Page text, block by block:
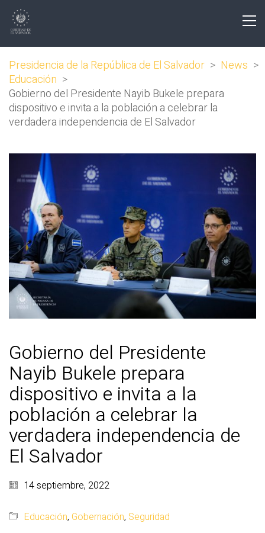
Presidencia de la República de El Salvador > News >
Educación >
Gobierno del Presidente Nayib Bukele prepara
dispositivo e invita a la población a celebrar la
verdadera independencia de El Salvador
Gobierno del Presidente
Nayib Bukele prepara
dispositivo e invita a la
población a celebrar la
verdadera independencia de
El Salvador
14 septiembre, 2022
Educación, Gobernación, Seguridad